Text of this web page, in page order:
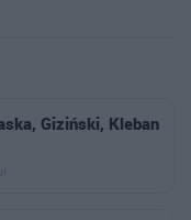
Giziński, Kleban